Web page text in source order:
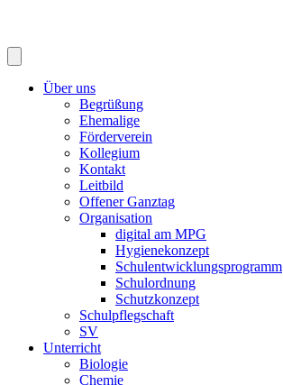
Über uns
Begrüßung
Ehemalige
Förderverein
Kollegium
Kontakt
Leitbild
Offener Ganztag
Organisation
digital am MPG
Hygienekonzept
Schulentwicklungsprogramm
Schulordnung
Schutzkonzept
Schulpflegschaft
SV
Unterricht
Biologie
Chemie